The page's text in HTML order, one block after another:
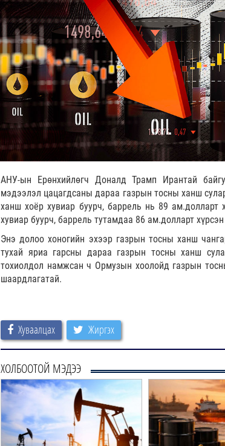
АНУ-ын Ерөнхийлөгч Доналд Трамп Ирантай
мэдээлэл цацагдсаны дараа газрын тосны ханш
ханш хоёр хувиар буурч, баррель нь 89
хувиар буурч, баррель тутамдаа 86 ам.долларт
Энэ долоо хоногийн эхээр газрын тосны ханш
тухай яриа гарсны дараа газрын тосны ханш
тохиолдол намжсан ч Ормузын хоолойд газрын
шаардлагатай.
Хуваалцах Жиргэх
ХОЛБООТОЙ МЭДЭЭ